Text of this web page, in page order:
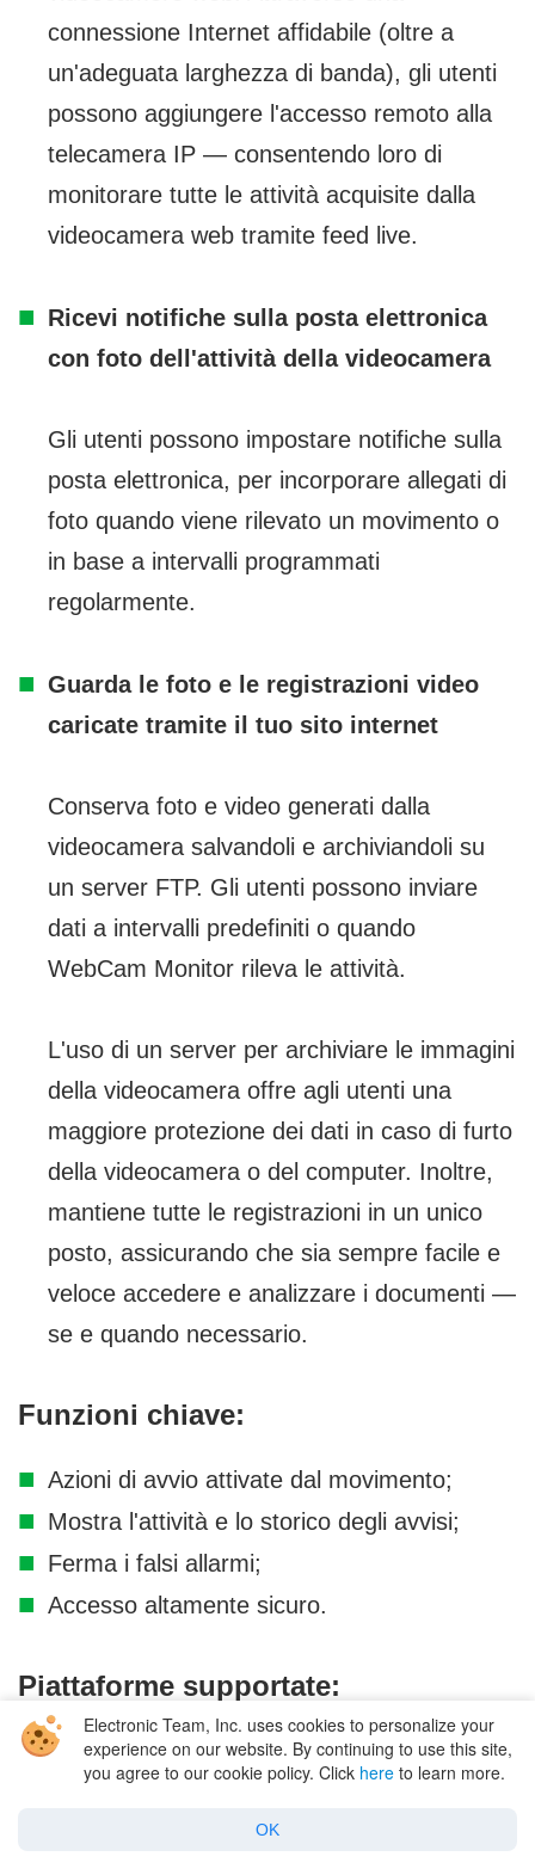
Electronic Team, Inc. uses cookies to personalize your
experience on our website. By continuing to use this site,
you agree to our cookie policy. Click here to learn more.
OK
connessione Internet affidabile (oltre a
un'adeguata larghezza di banda), gli utenti
possono aggiungere l'accesso remoto alla
telecamera IP — consentendo loro di
monitorare tutte le attività acquisite dalla
videocamera web tramite feed live.
Ricevi notifiche sulla posta elettronica
con foto dell'attività della videocamera
Gli utenti possono impostare notifiche sulla
posta elettronica, per incorporare allegati di
foto quando viene rilevato un movimento o
in base a intervalli programmati
regolarmente.
Guarda le foto e le registrazioni video
caricate tramite il tuo sito internet
Conserva foto e video generati dalla
videocamera salvandoli e archiviandoli su
un server FTP. Gli utenti possono inviare
dati a intervalli predefiniti o quando
WebCam Monitor rileva le attività.
L'uso di un server per archiviare le immagini
della videocamera offre agli utenti una
maggiore protezione dei dati in caso di furto
della videocamera o del computer. Inoltre,
mantiene tutte le registrazioni in un unico
posto, assicurando che sia sempre facile e
veloce accedere e analizzare i documenti —
se e quando necessario.
Funzioni chiave:
Azioni di avvio attivate dal movimento;
Mostra l'attività e lo storico degli avvisi;
Ferma i falsi allarmi;
Accesso altamente sicuro.
Piattaforme supportate:
Microsoft Windows 10 / 8 / 7 / Vista / XP /
2012 / 2008.